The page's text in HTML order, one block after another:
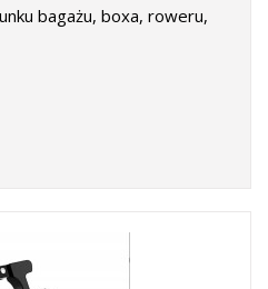
bagażu, boxa, roweru,